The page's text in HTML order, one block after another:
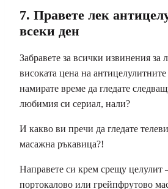
7. Правете лек
всеки ден
Забравете за всички извинения за
високата цена на
намирате време да гледате
любимия си сериал, нали?
И какво ви пречи да гледате
масажна ръкавица?!
Направете си крем срещу целулит
портокалово или грейпфрутово